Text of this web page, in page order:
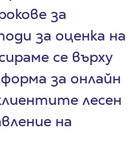
за
за оценка на
се върху
за онлайн
лесен
на